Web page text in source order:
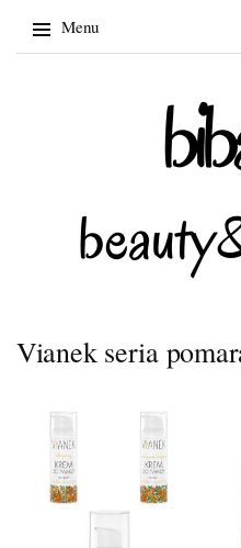
Menu
Vianek seria